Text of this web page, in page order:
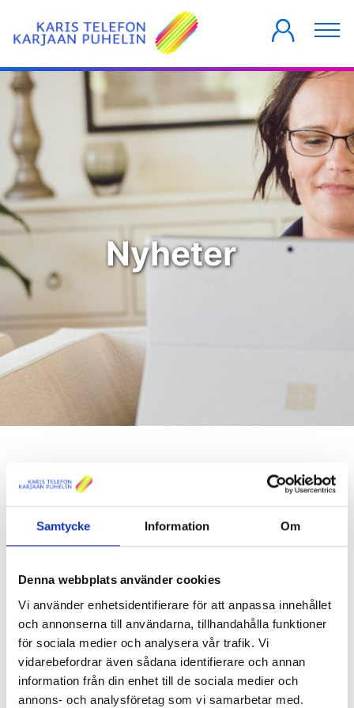
Samtycke Information Om
Denna webbplats använder cookies
Vi använder enhetsidentifierare för att anpassa innehållet
och annonserna till användarna, tillhandahålla funktioner
för sociala medier och analysera vår trafik. Vi
vidarebefordrar även sådana identifierare och annan
information från din enhet till de sociala medier och
annons- och analysföretag som vi samarbetar med.
FÖRETAG
ALLA NYHETER
Nyheter
Ny teknisk chef
Nyheter Publicerad 28.04.2020
Johan Nygård inleder sitt arbete som vår tekniska chef
1.12.2020. I posten efterträder han Patrik Gustafsson, som tar
över som verkställande direktör.